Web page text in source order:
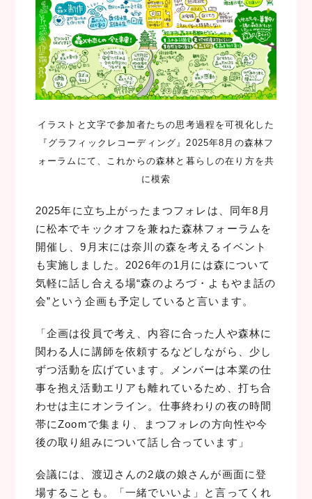
イラストと文字で参加者たちの思考過程を可視化した
『グラフィックレコーディング』2025年8月の森林フ
ォーラムにて、これからの森林と暮らしの在り方を共
に模索
2025年に立ち上がったまつフォレは、同年8月
に松本でキックオフを兼ねた森林フォーラムを
開催し、9月末には奈川の森を考えるイベント
も実施しました。2026年の1月には森について
気軽に話し合える場“森のよろづ・よもやま話の
会”という企画も予定していると言います。
「企画は役員で考え、内容に合った人や森林に
関わる人に講師を依頼するなどしながら、少し
ずつ活動を広げています。メンバーは本業の仕
事を抱え活動エリアも離れているため、打ち合
わせは主にオンライン。仕事終わりの夜の時間
帯にZoomで集まり、まつフォレの方向性や今
後の取り組みについて話し合っています」
会議には、渡辺さんの2歳の娘さんが画面に登
場することも。「一緒でいいよ」と言ってくれ